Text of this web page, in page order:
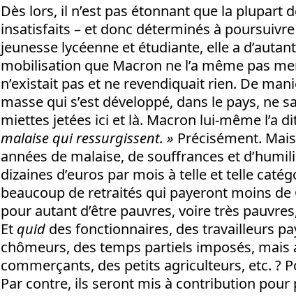
Dès lors, il n’est pas étonnant que la plupart
insatisfaits – et donc déterminés à
jeunesse lycéenne et étudiante, elle a
mobilisation que Macron ne l’a même pas
n’existait pas et ne revendiquait rien. De
masse qui s’est développé, dans le pays, ne
miettes jetées ici et là. Macron lui-même l’a
malaise qui ressurgissent. » Précisément.
années de malaise, de souffrances et
dizaines d’euros par mois à telle et telle
beaucoup de retraités qui payeront moins de
pour autant d’être pauvres, voire très
Et quid des fonctionnaires, des travailleurs
chômeurs, des temps partiels imposés, mais
commerçants, des petits agriculteurs, etc. ?
Par contre, ils seront mis à contribution pour